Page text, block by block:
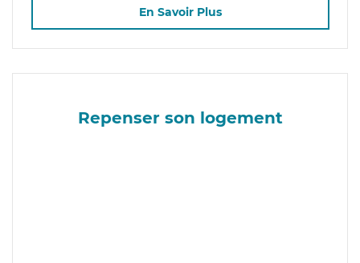
En Savoir Plus
Repenser son logement